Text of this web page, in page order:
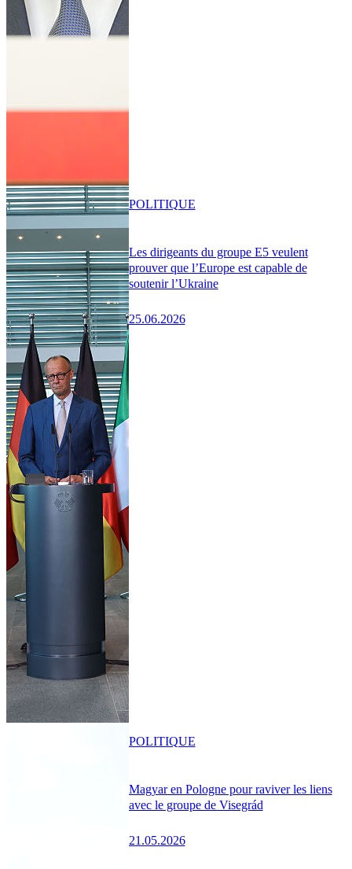
Les dirigeants du groupe E5 veulent
prouver que l’Europe est capable de
soutenir l’Ukraine
25.06.2026
POLITIQUE
Magyar en Pologne pour raviver les liens
avec le groupe de Visegrád
21.05.2026
POLITIQUE